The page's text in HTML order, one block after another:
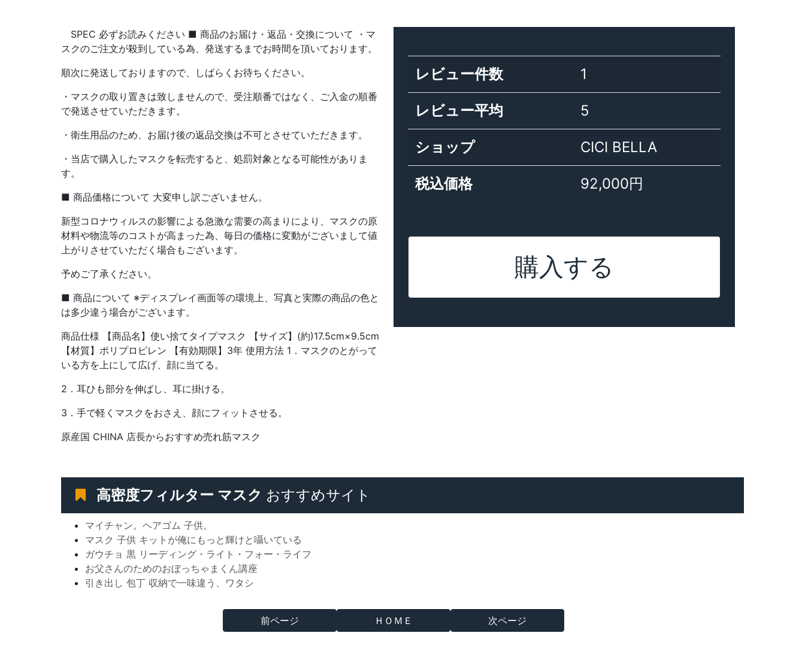
SPEC 必ずお読みください ■ 商品のお届け・返品・交換について ・マ
スクのご注文が殺到している為、発送するまでお時間を頂いております。
順次に発送しておりますので、しばらくお待ちください。
・マスクの取り置きは致しませんので、受注順番ではなく、ご入金の順番
で発送させていただきます。
・衛生用品のため、お届け後の返品交換は不可とさせていただきます。
・当店で購入したマスクを転売すると、処罰対象となる可能性がありま
す。
■ 商品価格について 大変申し訳ございません。
新型コロナウィルスの影響による急激な需要の高まりにより、マスクの原
材料や物流等のコストが高まった為、毎日の価格に変動がございまして値
上がりさせていただく場合もございます。
予めご了承ください。
■ 商品について ※ディスプレイ画面等の環境上、写真と実際の商品の色と
は多少違う場合がございます。
商品仕様 【商品名】使い捨てタイプマスク 【サイズ】(約)17.5cm×9.5cm
【材質】ポリプロピレン 【有効期限】3年 使用方法 1．マスクのとがって
いる方を上にして広げ、顔に当てる。
2．耳ひも部分を伸ばし、耳に掛ける。
3．手で軽くマスクをおさえ、顔にフィットさせる。
原産国 CHINA 店長からおすすめ売れ筋マスク
レビュー件数 1
レビュー平均 5
ショップ CICI BELLA
税込価格 92,000円
購入する
高密度フィルター マスク おすすめサイト
マイチャン。ヘアゴム 子供。
マスク 子供 キットが俺にもっと輝けと囁いている
ガウチョ 黒 リーディング・ライト・フォー・ライフ
お父さんのためのおぼっちゃまくん講座
引き出し 包丁 収納で一味違う、ワタシ
前ページ ＨＯＭＥ 次ページ